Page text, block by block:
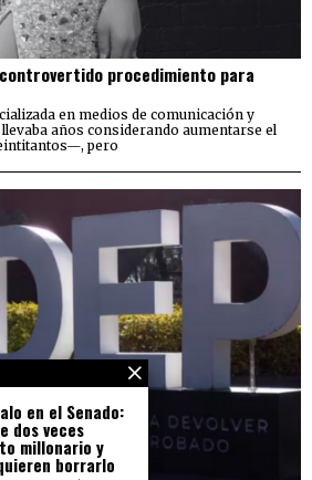
procedimiento para
en medios de comunicación y
años considerando aumentarse el
pero
en el Senado:
dos veces
millonario y
borrarlo